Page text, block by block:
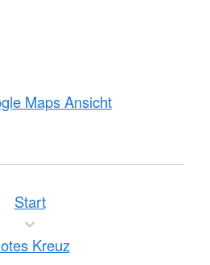
Maps Ansicht
Start
Kreuz